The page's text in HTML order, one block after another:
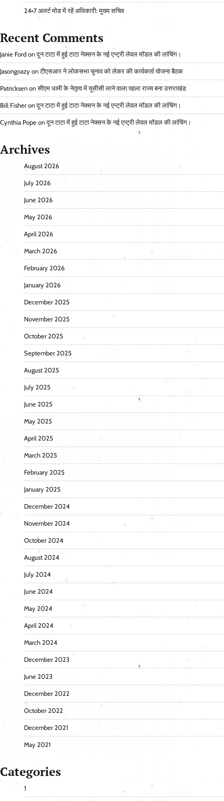
24×7 अलर्ट मोड में रहें अधिकारी: मुख्य सचिव
Recent Comments
Janie Ford onदून टाटा में हुई टाटा नेक्सन के नई एन्ट्री लेवल मॉडल की लांचिंग।
Jasongoazy onटीएसआर ने लोकसभा चुनाव को लेकर की कार्यकर्ता योजना बैठक
Patricksen onसीएम धामी के नेतृत्व में यूसीसी लाने वाला पहला राज्य बना उत्तराखंड
Bill Fisher onदून टाटा में हुई टाटा नेक्सन के नई एन्ट्री लेवल मॉडल की लांचिंग।
Cynthia Pope onदून टाटा में हुई टाटा नेक्सन के नई एन्ट्री लेवल मॉडल की लांचिंग।
Archives
August 2026
July 2026
June 2026
May 2026
April 2026
March 2026
February 2026
January 2026
December 2025
November 2025
October 2025
September 2025
August 2025
July 2025
June 2025
May 2025
April 2025
March 2025
February 2025
January 2025
December 2024
November 2024
October 2024
August 2024
July 2024
June 2024
May 2024
April 2024
March 2024
December 2023
June 2023
December 2022
October 2022
December 2021
May 2021
Categories
1